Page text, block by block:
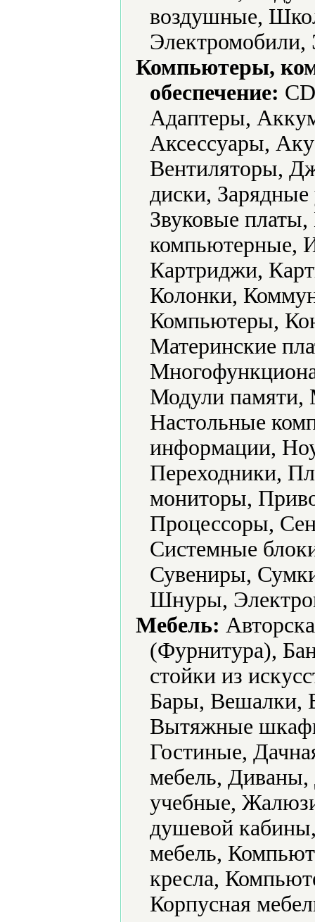
воздушные,
Электромобили,
Компьютеры,
обеспечение:
Адаптеры,
Аксессуары,
Вентиляторы,
диски,
Звуковые
компьютерные,
Картриджи,
Колонки,
Компьютеры,
Материнские
Модули
Настольные
информации,
Переходники,
мониторы,
Процессоры,
Системные
Сувениры,
Шнуры,
Мебель:
(Фурнитура),
стойки из
Бары, Вешалки,
Вытяжные
Гостиные,
мебель,
учебные,
душевой
мебель,
кресла,
Корпусная